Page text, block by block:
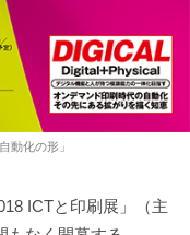
動化の形」
ICTと印刷展」（主